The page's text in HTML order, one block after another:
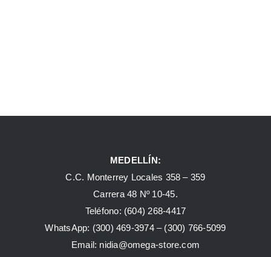
MEDELLÍN:
C.C. Monterrey Locales 358 – 359
Carrera 48 Nº 10-45.
Teléfono: (604) 268-4417
WhatsApp: (300) 469-3974 – (300) 766-5099
Email: nidia@omega-store.com